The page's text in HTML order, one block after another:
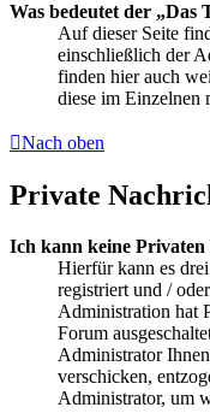
Was bedeutet der „Das
Auf dieser Seite
einschließlich der
finden hier auch
diese im Einzelnen
Nach oben
Private
Ich kann keine
Hierfür kann es
registriert und /
Administration hat
Forum
Administrator
verschicken,
Administrator, um